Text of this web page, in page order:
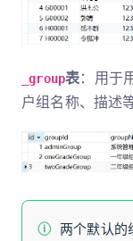
_group表：用于
户组名称、描述等
两个默认的